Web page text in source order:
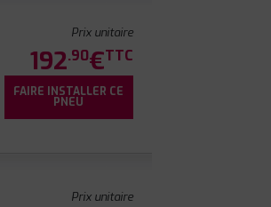
Prix unitaire
192.90€TTC
FAIRE INSTALLER CE
PNEU
Prix unitaire